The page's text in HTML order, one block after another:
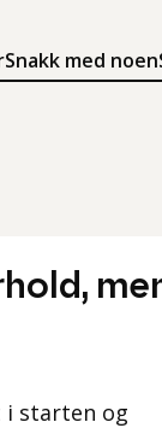
Snakk med noen
i starten og